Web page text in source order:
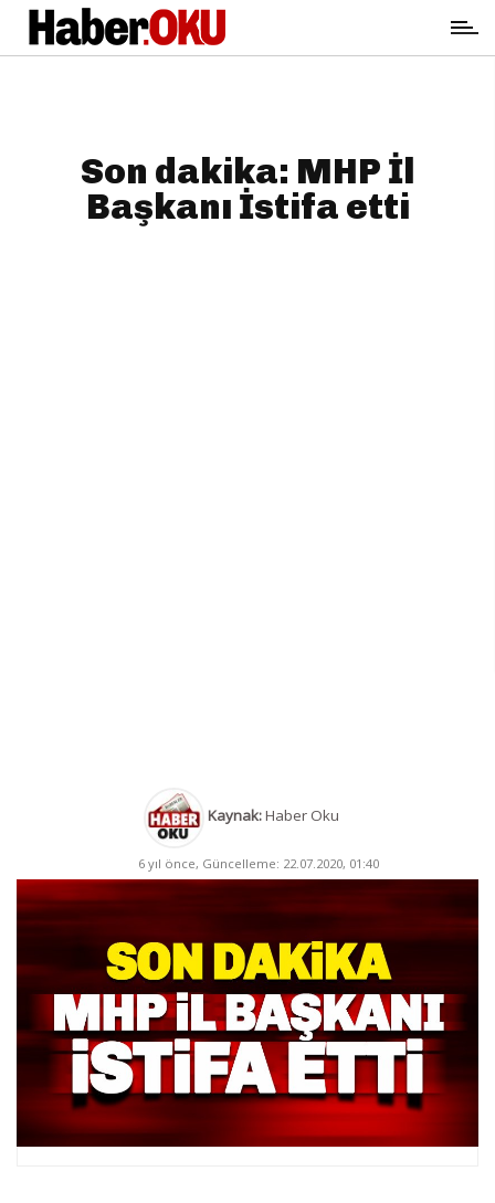
Son dakika: MHP İl
Başkanı İstifa etti
Kaynak:Haber Oku
6 yıl önce, Güncelleme: 22.07.2020, 01:40